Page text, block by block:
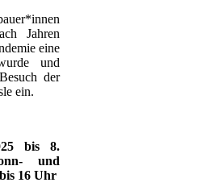
Jahren
eine
und
der
ein.
bis 8.
und
16 Uhr